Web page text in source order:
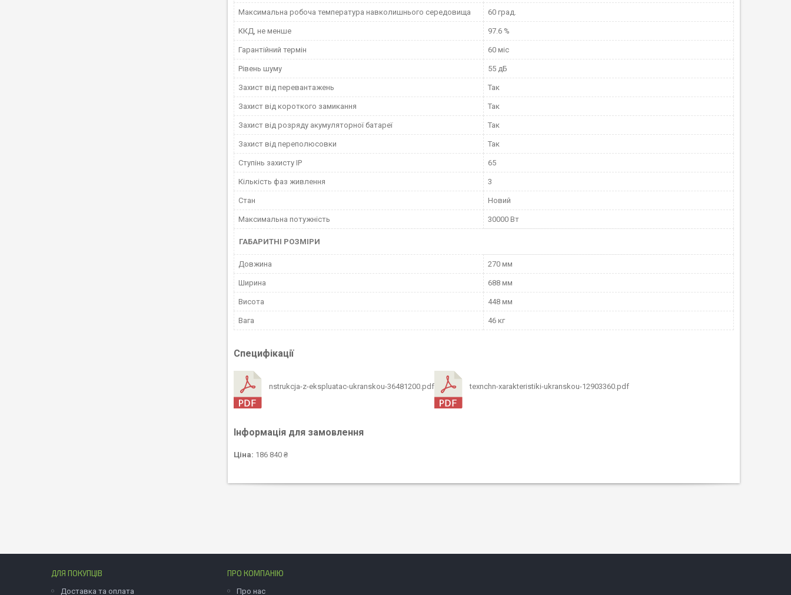
Максимальна робоча температура навколишнього середовища 60 град.
ККД, не менше 97.6 %
Гарантійний термін 60 міс
Рівень шуму 55 дБ
Захист від перевантажень Так
Захист від короткого замикання Так
Захист від розряду акумуляторної батареї Так
Захист від переполюсовки Так
Ступінь захисту IP 65
Кількість фаз живлення 3
Стан Новий
Максимальна потужність 30000 Вт
ГАБАРИТНІ РОЗМІРИ
Довжина 270 мм
Ширина 688 мм
Висота 448 мм
Вага 46 кг
Специфікації
nstrukcja-z-ekspluatac-ukranskou-36481200.pdf texnchn-xarakteristiki-ukranskou-12903360.pdf
Інформація для замовлення
Ціна: 186 840 ₴
ДЛЯ ПОКУПЦІВ
Доставка та оплата
ПРО КОМПАНІЮ
Про нас